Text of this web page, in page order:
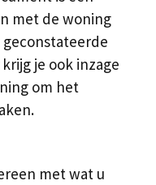
met de woning
geconstateerde
je ook inzage
om het
met wat u